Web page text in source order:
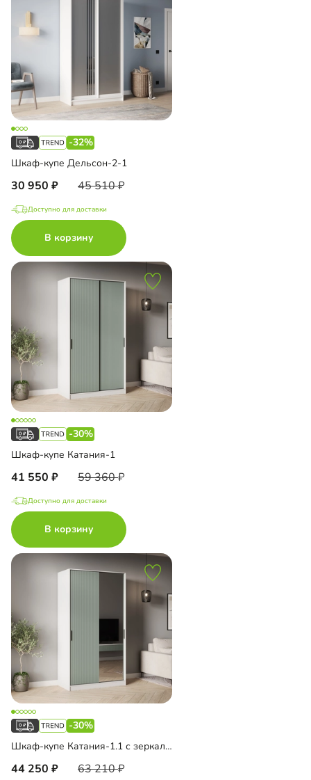
-32%
Шкаф-купе Дельсон-2-1
30 950 45 510
Доступно для доставки
В корзину
-30%
Шкаф-купе Катания-1
41 550 59 360
Доступно для доставки
В корзину
-30%
Шкаф-купе Катания-1.1 с зеркалом
44 250 63 210